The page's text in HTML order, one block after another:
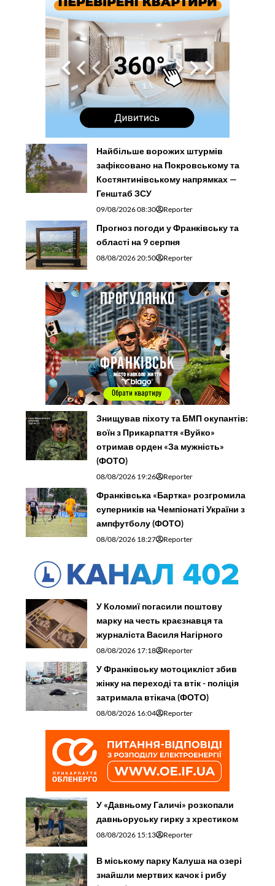
Найбільше ворожих штурмів
зафіксовано на Покровському та
Костянтинівському напрямках —
Генштаб ЗСУ
09/08/2026 08:30 Reporter
Прогноз погоди у Франківську та
області на 9 серпня
08/08/2026 20:50 Reporter
Знищував піхоту та БМП окупантів:
воїн з Прикарпаття «Вуйко»
отримав орден «За мужність»
(ФОТО)
08/08/2026 19:26 Reporter
Франківська «Бартка» розгромила
суперників на Чемпіонаті України з
ампфутболу (ФОТО)
08/08/2026 18:27 Reporter
У Коломиї погасили поштову
марку на честь краєзнавця та
журналіста Василя Нагірного
08/08/2026 17:18 Reporter
У Франківську мотоцикліст збив
жінку на переході та втік - поліція
затримала втікача (ФОТО)
08/08/2026 16:04 Reporter
У «Давньому Галичі» розкопали
давньоруську гирку з хрестиком
08/08/2026 15:13 Reporter
В міському парку Калуша на озері
знайшли мертвих качок і рибу